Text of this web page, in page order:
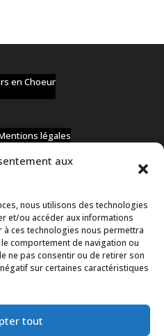
aux
nous utilisons des technologies
et/ou accéder aux informations
ces technologies nous permettra
comportement de navigation ou
ne pas consentir ou de retirer son
sur certaines caractéristiques
tout
en Choeur
légales
en développement sera